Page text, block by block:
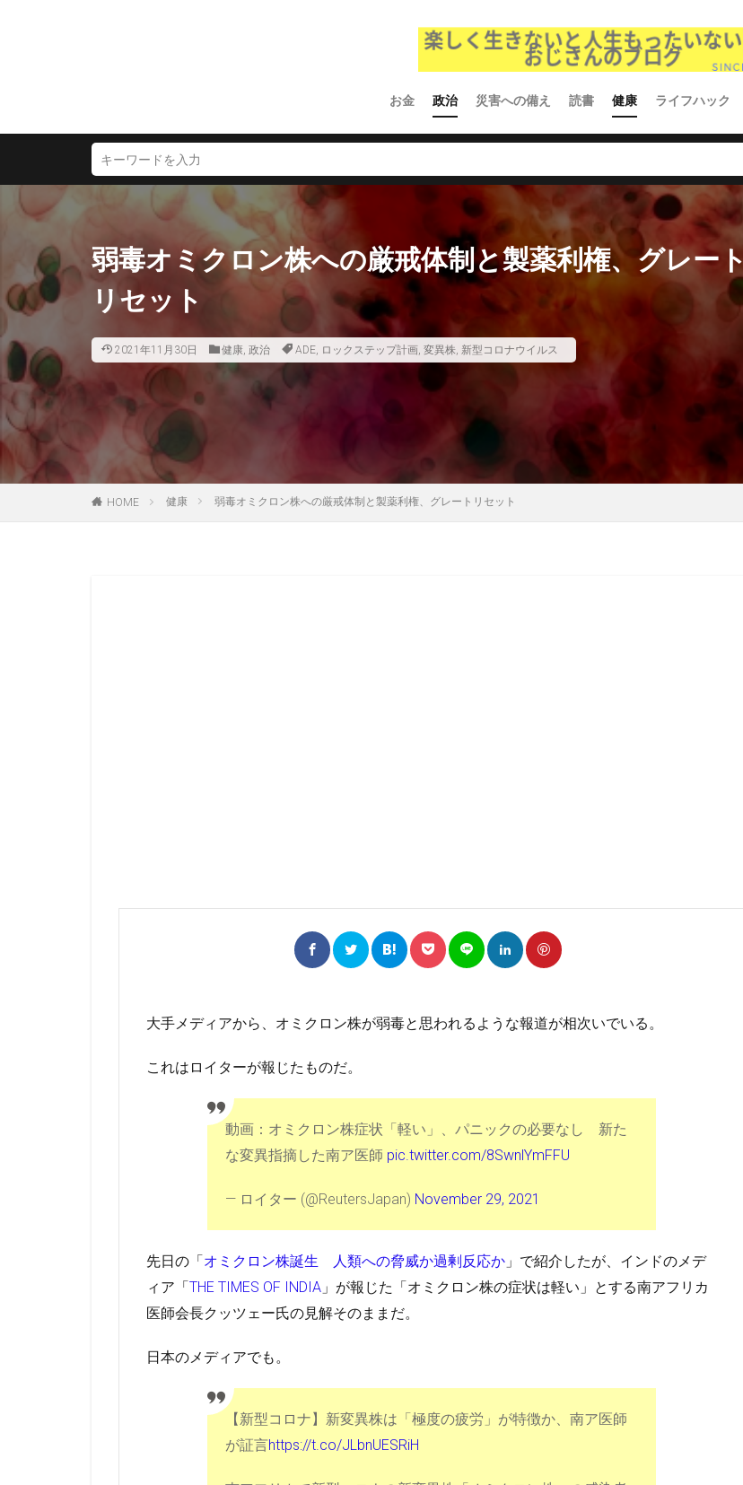
お金 政治 災害への備え 読書 健康 ライフハック
弱毒オミクロン株への厳戒体制と製薬利権、グレート
リセット
2021年11月30日 健康, 政治 ADE, ロックステップ計画, 変異株, 新型コロナウイルス
HOME 健康 弱毒オミクロン株への厳戒体制と製薬利権、グレートリセット
大手メディアから、オミクロン株が弱毒と思われるような報道が相次いでいる。
これはロイターが報じたものだ。
動画：オミクロン株症状「軽い」、パニックの必要なし 新た
な変異指摘した南ア医師 pic.twitter.com/8SwnlYmFFU
— ロイター (@ReutersJapan) November 29, 2021
先日の「オミクロン株誕生 人類への脅威か過剰反応か 」で紹介したが、インドのメデ
ィア「THE TIMES OF INDIA 」が報じた「オミクロン株の症状は軽い」とする南アフリカ
医師会長クッツェー氏の見解そのままだ。
日本のメディアでも。
【新型コロナ】新変異株は「極度の疲労」が特徴か、南ア医師
が証言https://t.co/JLbnUESRiH